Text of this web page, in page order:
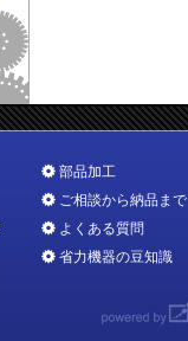
部品加工
ご相談から納品まで
よくある質問
省力機器の豆知識